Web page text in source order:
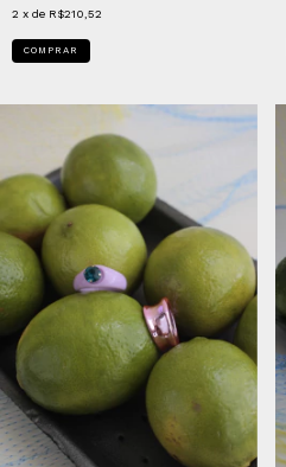
2 x de R$210,52
COMPRAR